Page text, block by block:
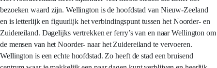
bezoeken waard zijn. Wellington is de hoofdstad van Nieuw-Zeeland
en is letterlijk en figuurlijk het verbindingspunt tussen het Noorder- en
Zuidereiland. Dagelijks vertrekken er ferry’s van en naar Wellington om
de mensen van het Noorder- naar het Zuidereiland te vervoeren.
Wellington is een echte hoofdstad. Zo heeft de stad een bruisend